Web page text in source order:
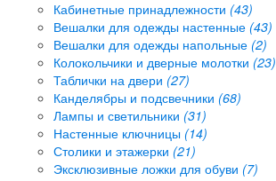
Кабинетные принадлежности (43)
Вешалки для одежды настенные (43)
Вешалки для одежды напольные (2)
Колокольчики и дверные молотки (23)
Таблички на двери (27)
Канделябры и подсвечники (68)
Лампы и светильники (31)
Настенные ключницы (14)
Столики и этажерки (21)
Эксклюзивные ложки для обуви (7)